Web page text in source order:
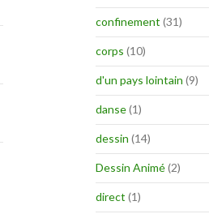
confinement (31)
corps (10)
d'un pays lointain (9)
danse(1)
dessin (14)
Dessin Animé(2)
direct (1)